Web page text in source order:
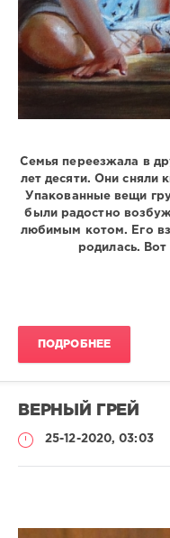
Семья переезжала в
лет десяти. Они сняли
Упакованные вещи
были радостно
любимым котом. Его
родилась.
ПОДРОБНЕЕ
ВЕРНЫЙ ГРЕЙ
25-12-2020, 03:03